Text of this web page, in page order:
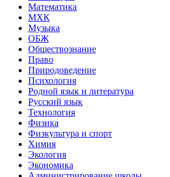
Математика
МХК
Музыка
ОБЖ
Обществознание
Право
Природоведение
Психология
Родной язык и литература
Русский язык
Технология
Физика
Физкультура и спорт
Химия
Экология
Экономика